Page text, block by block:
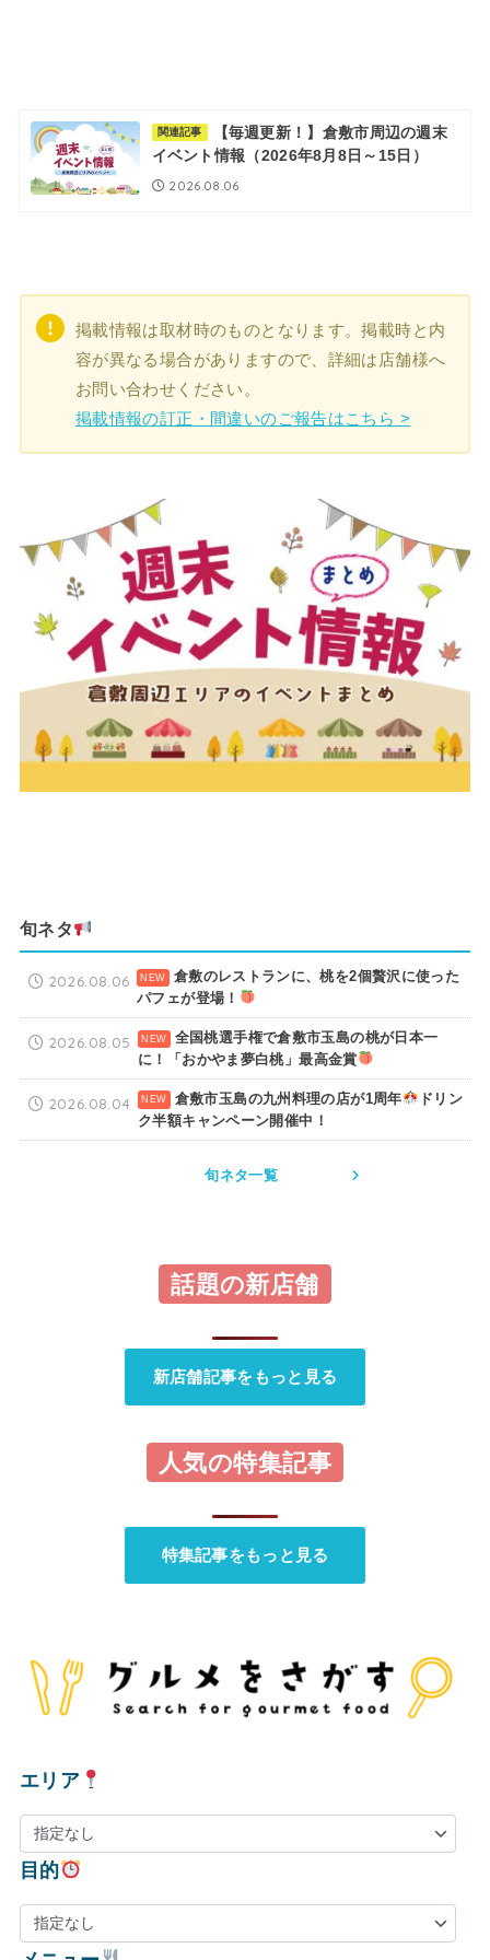
関連記事
【毎週更新！】倉敷市周辺の週末
イベント情報（2026年8月8日～15日）
2026.08.06
掲載情報は取材時のものとなります。掲載時と内
容が異なる場合がありますので、詳細は店舗様へ
お問い合わせください。
掲載情報の訂正・間違いのご報告はこちら >
旬ネタ
倉敷のレストランに、桃を2個贅沢に使った
パフェが登場！
2026.08.06
全国桃選手権で倉敷市玉島の桃が日本一
に！「おかやま夢白桃」最高金賞
2026.08.05
倉敷市玉島の九州料理の店が1周年
ドリン
ク半額キャンペーン開催中！
2026.08.04
旬ネタ一覧
話題の新店舗
新店舗記事をもっと見る
人気の特集記事
特集記事をもっと見る
エリア
目的